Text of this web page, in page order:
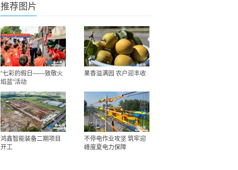
推荐图片
“七彩的假日——致敬火
焰蓝”活动
果香溢满园 农户迎丰收
鸿鑫智能装备二期项目
开工
不停电作业攻坚 筑牢迎
峰度夏电力保障